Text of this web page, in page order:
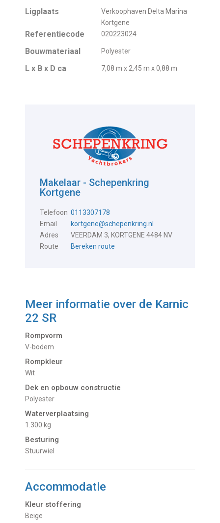
Ligplaats
Verkoophaven Delta Marina
Kortgene
Referentiecode 020223024
Bouwmateriaal Polyester
L x B x D ca 7,08 m x 2,45 m x 0,88 m
Makelaar - Schepenkring
Kortgene
Telefoon 0113307178
Email
kortgene@schepenkring.nl
Adres
VEERDAM 3, KORTGENE 4484 NV
Route
Bereken route
Meer informatie over de Karnic
22 SR
Rompvorm
V-bodem
Rompkleur
Wit
Dek en opbouw constructie
Polyester
Waterverplaatsing
1.300 kg
Besturing
Stuurwiel
Accommodatie
Kleur stoffering
Beige